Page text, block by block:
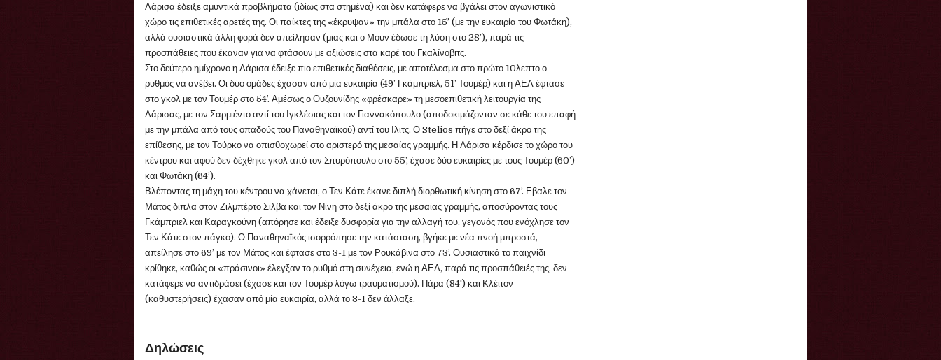
Λάρισα έδειξε αμυντικά προβλήματα (ιδίως στα στημένα) και δεν κατάφερε να βγάλει στον αγωνιστικό
χώρο τις επιθετικές αρετές της. Οι παίκτες της «έκρυψαν» την μπάλα στο 15’ (με την ευκαιρία του Φωτάκη),
αλλά ουσιαστικά άλλη φορά δεν απείλησαν (μιας και ο Μουν έδωσε τη λύση στο 28’), παρά τις
προσπάθειες που έκαναν για να φτάσουν με αξιώσεις στα καρέ του Γκαλίνοβιτς.
Στο δεύτερο ημίχρονο η Λάρισα έδειξε πιο επιθετικές διαθέσεις, με αποτέλεσμα στο πρώτο 10λεπτο ο
ρυθμός να ανέβει. Οι δύο ομάδες έχασαν από μία ευκαιρία (49’ Γκάμπριελ, 51’ Τουμέρ) και η ΑΕΛ έφτασε
στο γκολ με τον Τουμέρ στο 54’. Αμέσως ο Ουζουνίδης «φρέσκαρε» τη μεσοεπιθετική λειτουργία της
Λάρισας, με τον Σαρμιέντο αντί του Ιγκλέσιας και τον Γιαννακόπουλο (αποδοκιμάζονταν σε κάθε του επαφή
με την μπάλα από τους οπαδούς του Παναθηναϊκού) αντί του Ιλιτς. Ο Stelios πήγε στο δεξί άκρο της
επίθεσης, με τον Τούρκο να οπισθοχωρεί στο αριστερό της μεσαίας γραμμής. Η Λάρισα κέρδισε το χώρο του
κέντρου και αφού δεν δέχθηκε γκολ από τον Σπυρόπουλο στο 55’, έχασε δύο ευκαιρίες με τους Τουμέρ (60’)
και Φωτάκη (64’).
Βλέποντας τη μάχη του κέντρου να χάνεται, ο Τεν Κάτε έκανε διπλή διορθωτική κίνηση στο 67’. Εβαλε τον
Μάτος δίπλα στον Ζιλμπέρτο Σίλβα και τον Νίνη στο δεξί άκρο της μεσαίας γραμμής, αποσύροντας τους
Γκάμπριελ και Καραγκούνη (απόρησε και έδειξε δυσφορία για την αλλαγή του, γεγονός που ενόχλησε τον
Τεν Κάτε στον πάγκο). Ο Παναθηναϊκός ισορρόπησε την κατάσταση, βγήκε με νέα πνοή μπροστά,
απείλησε στο 69’ με τον Μάτος και έφτασε στο 3-1 με τον Ρουκάβινα στο 73’. Ουσιαστικά το παιχνίδι
κρίθηκε, καθώς οι «πράσινοι» έλεγξαν το ρυθμό στη συνέχεια, ενώ η ΑΕΛ, παρά τις προσπάθειές της, δεν
κατάφερε να αντιδράσει (έχασε και τον Τουμέρ λόγω τραυματισμού). Πάρα (84') και Κλέιτον
(καθυστερήσεις) έχασαν από μία ευκαιρία, αλλά το 3-1 δεν άλλαξε.
Δηλώσεις